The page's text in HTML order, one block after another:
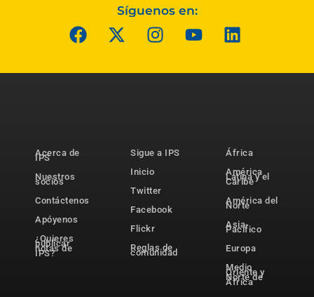
Síguenos en:
Acerca de
IPS
Nuestros
socios
Contáctenos
Apóyenos
¿Quieres
publicar
notas de
IPS?
Sigue a IPS
Inicio
Twitter
Facebook
Flickr
Reglas de
comunidad
África
América
Latina y el
Caribe
América del
Norte
Asia-
Pacífico
Europa
Medio
Oriente y
Norte de
África